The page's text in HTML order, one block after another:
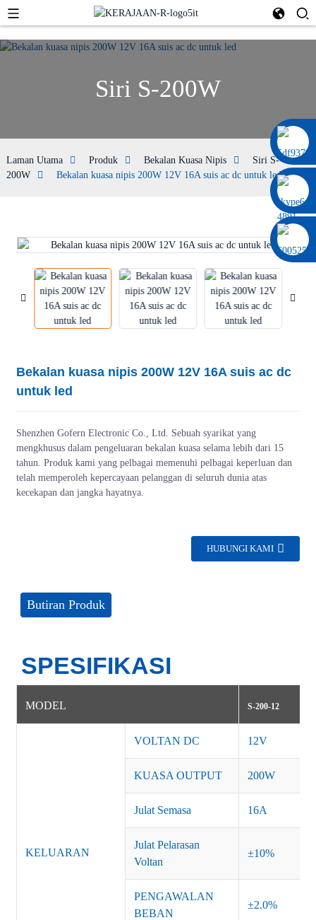
0086 13322920697
Siri S-200W
Laman Utama Produk Bekalan Kuasa Nipis
Siri S-
200W
Bekalan kuasa nipis 200W 12V 16A suis ac dc untuk led
Bekalan kuasa nipis 200W 12V 16A suis ac dc
untuk led
Shenzhen Gofern Electronic Co., Ltd. Sebuah syarikat yang
mengkhusus dalam pengeluaran bekalan kuasa selama lebih dari 15
tahun. Produk kami yang pelbagai memenuhi pelbagai keperluan dan
telah memperoleh kepercayaan pelanggan di seluruh dunia atas
kecekapan dan jangka hayatnya.
HUBUNGI KAMI
Butiran Produk
SPESIFIKASI
MODEL S-200-12
KELUARAN
VOLTAN DC 12V
KUASA OUTPUT 200W
Julat Semasa 16A
Julat Pelarasan
Voltan
±10%
PENGAWALAN
BEBAN
±2.0%